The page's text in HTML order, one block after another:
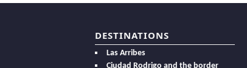
DESTINATIONS
Las Arribes
Ciudad Rodrigo and the border